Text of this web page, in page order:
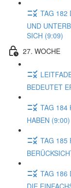
TAG 182
UND
SICH (9:09)
27. WOCHE
BEDEUTET
TAG 184
HABEN (9:00)
TAG 185
TAG 186
DIE